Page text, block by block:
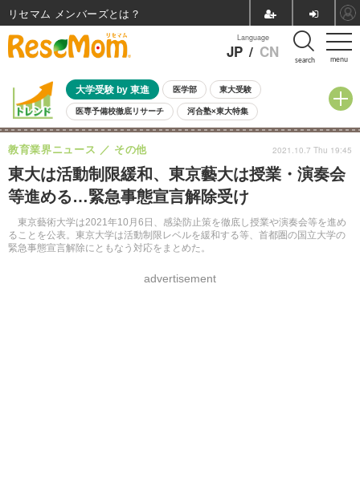
menu
Language
JP / CN search
大学受験 by 東進 医学部 東大受験
医専予備校徹底リサーチ 河合塾×東大特集
親子で考える大学選び 高校受験 中学受験 小学校受験
共通テスト 夏休み 8月開催学校説明会・相談会
8月開催イベント・WS 全国公立高校 過去問 人気記事
自由研究教材（小学生向け） 自由研究教材（中学生向け）
東大は活動制限緩和、東京藝大は授業・演奏会
等進める…緊急事態宣言解除受け
東京藝術大学は2021年10月6日、感染防止策を徹底し授業や演奏会等を進め
ることを公表。東京大学は活動制限レベルを緩和する等、首都圏の国立大学の
緊急事態宣言解除にともなう対応をまとめた。
教育業界ニュース その他
advertisement
2021.10.7 Thu 19:45
リセマム メンバーズ